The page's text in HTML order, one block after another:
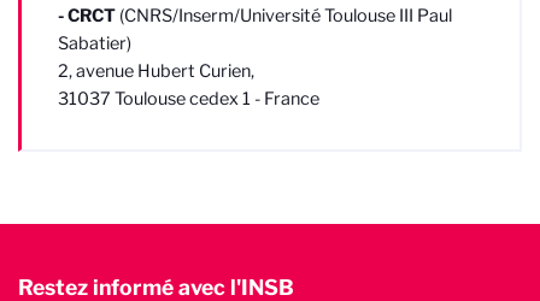
- CRCT (CNRS/Inserm/Université Toulouse III Paul
Sabatier)
2, avenue Hubert Curien,
31037 Toulouse cedex 1 - France
Restez informé avec l'INSB